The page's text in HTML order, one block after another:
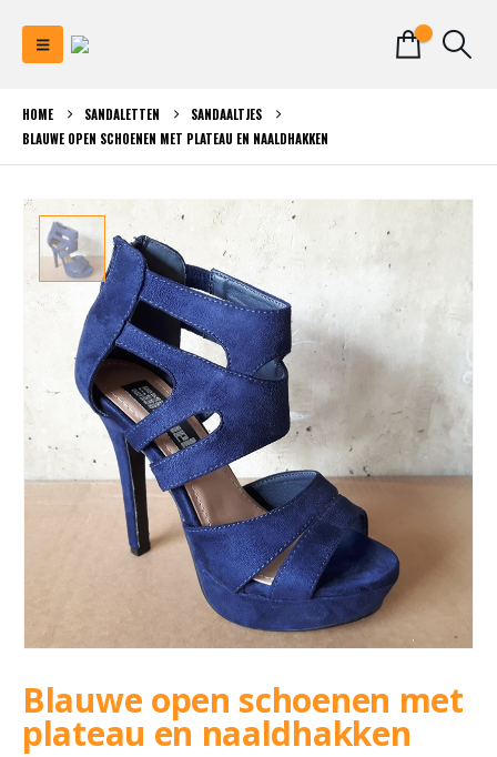
HOME SANDALETTEN
SANDAALTJES
BLAUWE OPEN SCHOENEN MET PLATEAU EN NAALDHAKKEN
Blauwe open schoenen met
plateau en naaldhakken